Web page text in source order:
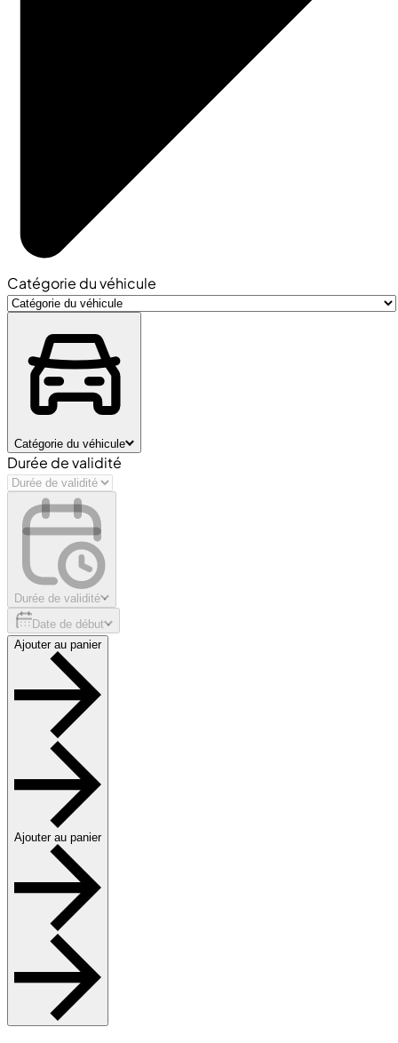
Catégorie du véhicule
Catégorie du véhicule
Durée de validité
Durée de validité
Date de début
Ajouter au panier
Ajouter au panier